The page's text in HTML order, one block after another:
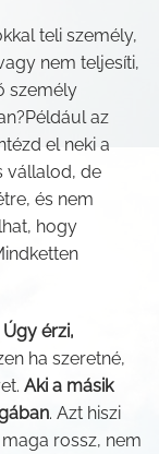
teli személy,
nem teljesíti,
személy
az
el neki a
vállalod, de
és nem
hogy
Úgy érzi,
ha szeretné,
Aki a másik
. Azt hiszi
rossz, nem